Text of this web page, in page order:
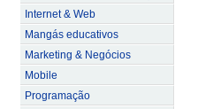
Internet & Web
Mangás educativos
Marketing & Negócios
Mobile
Programação